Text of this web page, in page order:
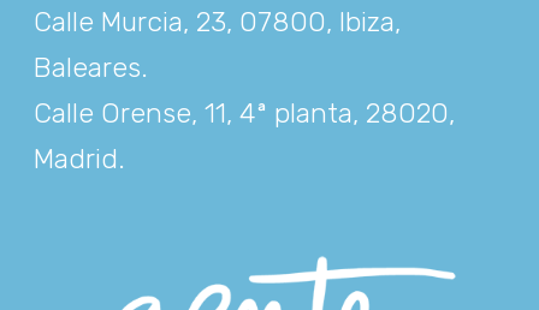
Calle Murcia, 23, 07800, Ibiza,
Baleares.
Calle Orense, 11, 4ª planta, 28020,
Madrid.